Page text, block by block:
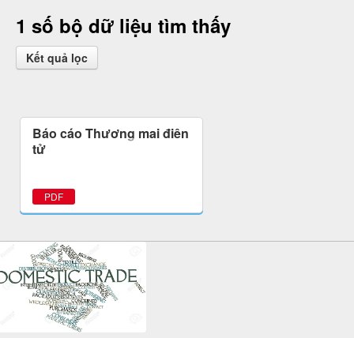
1 số bộ dữ liệu tìm thấy
Kết quả lọc
Báo cáo Thương mại điện
tử
PDF